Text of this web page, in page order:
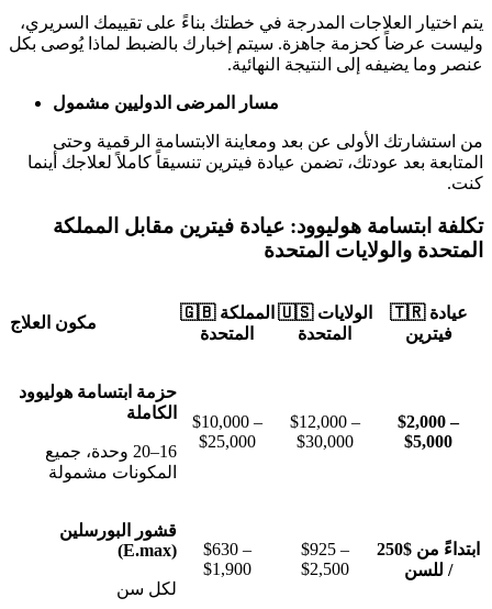
يتم اختيار العلاجات المدرجة في خطتك بناءً على تقييمك السريري،
وليست عرضاً كحزمة جاهزة. سيتم إخبارك بالضبط لماذا يُوصى بكل
عنصر وما يضيفه إلى النتيجة النهائية.
مسار المرضى الدوليين مشمول
من استشارتك الأولى عن بعد ومعاينة الابتسامة الرقمية وحتى
المتابعة بعد عودتك، تضمن عيادة فيترين تنسيقاً كاملاً لعلاجك أينما
كنت.
تكلفة ابتسامة هوليوود: عيادة فيترين مقابل المملكة
المتحدة والولايات المتحدة
مكون العلاج
🇬🇧 المملكة
المتحدة
🇺🇸 الولايات
المتحدة
🇹🇷 عيادة
فيترين
حزمة ابتسامة هوليوود
الكاملة
16–20 وحدة، جميع
المكونات مشمولة
$10,000 –
$25,000
$12,000 –
$30,000
$2,000 –
$5,000
قشور البورسلين
(E.max)
لكل سن
$630 –
$1,900
$925 –
$2,500
ابتداءً من $250
/ للسن